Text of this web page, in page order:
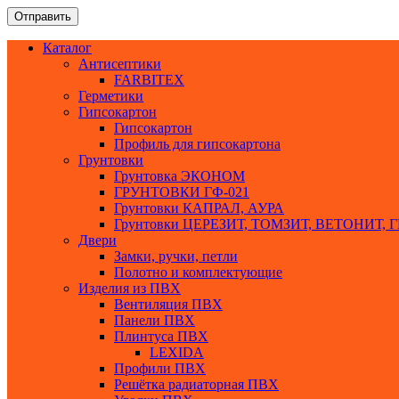
Каталог
Антисептики
FARBITEX
Герметики
Гипсокартон
Гипсокартон
Профиль для гипсокартона
Грунтовки
Грунтовка ЭКОНОМ
ГРУНТОВКИ ГФ-021
Грунтовки КАПРАЛ, АУРА
Грунтовки ЦЕРЕЗИТ, ТОМЗИТ,
Двери
Замки, ручки, петли
Полотно и комплектующие
Изделия из ПВХ
Вентиляция ПВХ
Панели ПВХ
Плинтуса ПВХ
LEXIDA
Профили ПВХ
Решётка радиаторная ПВХ